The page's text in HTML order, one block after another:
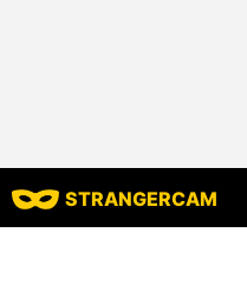
STRANGERCAM